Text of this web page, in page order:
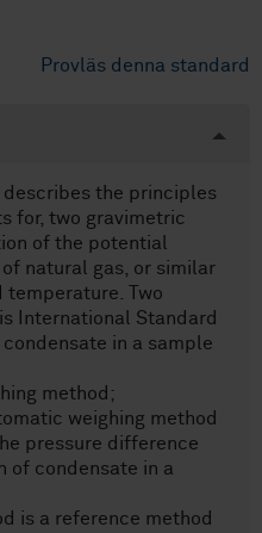
Provläs denna standard
describes the principles
for, two gravimetric
of the potential
natural gas, or similar
temperature. Two
International Standard
in a sample
method;
weighing method
pressure difference
of condensate in a
is a reference method